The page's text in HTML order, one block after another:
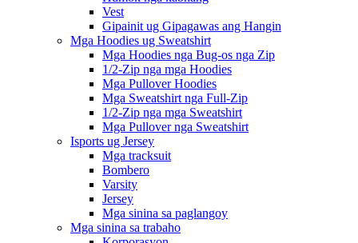
Vest
Gipainit ug Gipagawas ang Hangin
Mga Hoodies ug Sweatshirt
Mga Hoodies nga Bug-os nga Zip
1/2-Zip nga mga Hoodies
Mga Pullover Hoodies
Mga Sweatshirt nga Full-Zip
1/2-Zip nga mga Sweatshirt
Mga Pullover nga Sweatshirt
Isports ug Jersey
Mga tracksuit
Bombero
Varsity
Jersey
Mga sinina sa paglangoy
Mga sinina sa trabaho